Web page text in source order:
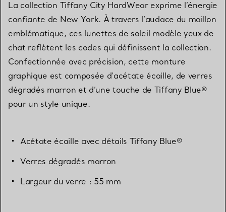
La collection Tiffany City HardWear exprime l’énergie
confiante de New York. À travers l’audace du maillon
emblématique, ces lunettes de soleil modèle yeux de
chat reflètent les codes qui définissent la collection.
Confectionnée avec précision, cette monture
graphique est composée d’acétate écaille, de verres
dégradés marron et d’une touche de Tiffany Blue®
pour un style unique.
Acétate écaille avec détails Tiffany Blue®
Verres dégradés marron
Largeur du verre : 55 mm